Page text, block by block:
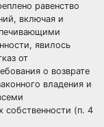
равенство
включая и
явилось
от
о возврате
владения и
собственности (п. 4